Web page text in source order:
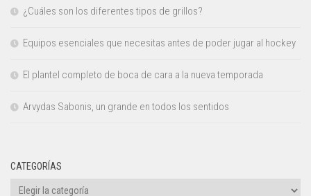
¿Cuáles son los diferentes tipos de grillos?
Equipos esenciales que necesitas antes de poder jugar al hockey
El plantel completo de boca de cara a la nueva temporada
Arvydas Sabonis, un grande en todos los sentidos
CATEGORÍAS
Categorías